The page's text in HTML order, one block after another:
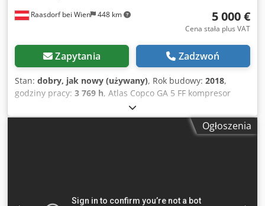
Raasdorf bei Wien 448 km 5 000 €
Cena stała plus VAT
Zapytania Zadzwoń
Stan: dobry, jak nowy (używany), Rok budowy: 2018,
godziny pracy: 3 769 h, Atlas Copco GA 5 FF kompresor
śrubowy wraz z osuszaczem chłodniczym. Silnik i moc: •
Moc znamionowa silnika głównego: 5,5 kW (7,5 KM) •
Sprawność silnika: zazwyczaj IE3 (stopień ochrony IP55)
Ogłoszenia